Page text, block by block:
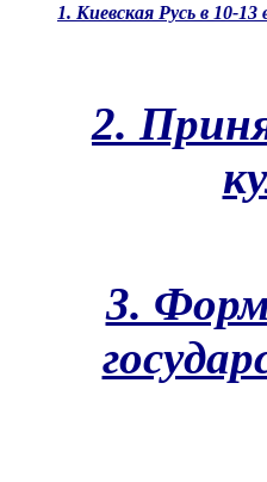
1. Киевская Русь в 10-13
2.
3.